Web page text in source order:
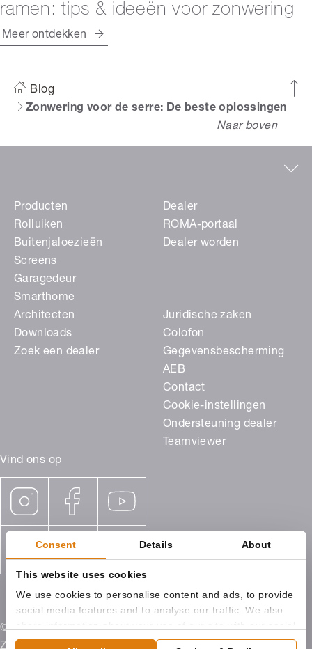
Consent Details About
This website uses cookies
We use cookies to personalise content and ads, to provide
social media features and to analyse our traffic. We also
media, advertising and analytics partners who may
ramen: tips & ideeën voor zonwering
Meer ontdekken
Blog
Zonwering voor de serre: De beste oplossingen
Naar boven
Vind ons op
Producten
Rolluiken
Buitenjaloezieën
Screens
Garagedeur
Smarthome
Dealer
ROMA-portaal
Dealer worden
Architecten
Downloads
Zoek een dealer
Juridische zaken
Colofon
Gegevensbescherming
AEB
Contact
Cookie-instellingen
Ondersteuning dealer
Teamviewer
© 2026 ROMA Benelux, Campagneweg 9 4761 RM
Zevenbergen